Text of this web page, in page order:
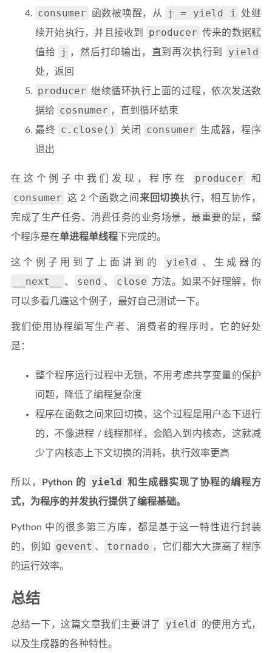
consumer 函数被唤醒，从 j = yield i
处继
续开始执行，并且接收到
producer 传来的数据赋
值给
j ，然后打印输出，直到再次执行到 yield
处，返回
producer 继续循环执行上面的过程，依次发送数
据给
cosnumer ，直到循环结束
最终
c.close() 关闭 consumer
生成器，程序
退出
在这个例子中我们发现，程序在 producer 和
consumer 这 2 个函数之间 来回切换执行，相互协作，
完成了生产任务、消费任务的业务场景，最重要的是，整
个程序是在单进程单线程 下完成的。
这个例子用到了上面讲到的 yield 、生成器的
__next__ 、 send 、 close
方法。如果不好理解，你
可以多看几遍这个例子，最好自己测试一下。
我们使用协程编写生产者、消费者的程序时，它的好处
是：
整个程序运行过程中无锁，不用考虑共享变量的保护
问题，降低了编程复杂度
程序在函数之间来回切换，这个过程是用户态下进行
的，不像进程 / 线程那样，会陷入到内核态，这就减
少了内核态上下文切换的消耗，执行效率更高
所以， Python 的 yield
和生成器实现了协程的编程方
式，为程序的并发执行提供了编程基础。
Python 中的很多第三方库，都是基于这一特性进行封装
的，例如
gevent 、 tornado ，它们都大大提高了程序
的运行效率。
总结
总结一下，这篇文章我们主要讲了 yield
的使用方式，
以及生成器的各种特性。